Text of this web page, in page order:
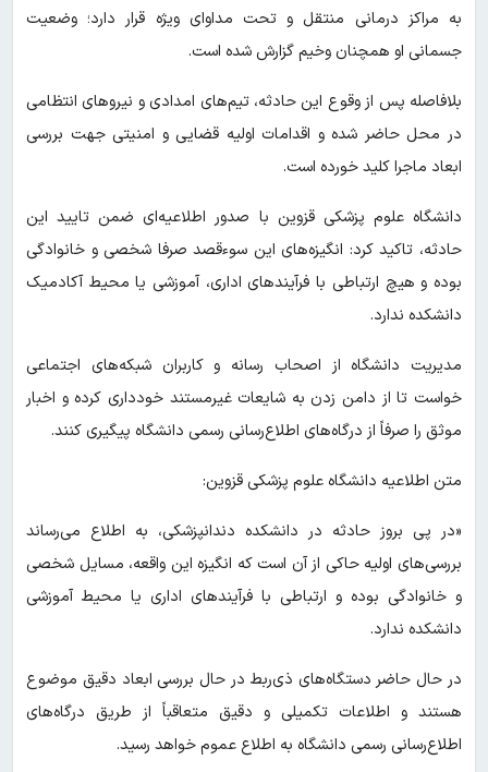
به مراکز درمانی منتقل و تحت مداوای ویژه قرار دارد؛ وضعیت
جسمانی او همچنان وخیم گزارش شده است.
بلافاصله پس از وقوع این حادثه، تیم‌های امدادی و نیروهای انتظامی
در محل حاضر شده و اقدامات اولیه قضایی و امنیتی جهت بررسی
ابعاد ماجرا کلید خورده است.
دانشگاه علوم پزشکی قزوین با صدور اطلاعیه‌ای ضمن تایید این
حادثه، تاکید کرد: انگیزه‌های این سوءقصد صرفا شخصی و خانوادگی
بوده و هیچ ارتباطی با فرآیندهای اداری، آموزشی یا محیط آکادمیک
دانشکده ندارد.
مدیریت دانشگاه از اصحاب رسانه و کاربران شبکه‌های اجتماعی
خواست تا از دامن زدن به شایعات غیرمستند خودداری کرده و اخبار
موثق را صرفاً از درگاه‌های اطلاع‌رسانی رسمی دانشگاه پیگیری کنند.
متن اطلاعیه دانشگاه علوم پزشکی قزوین:
«در پی بروز حادثه در دانشکده دندانپزشکی، به اطلاع می‌رساند
بررسی‌های اولیه حاکی از آن است که انگیزه این واقعه، مسایل شخصی
و خانوادگی بوده و ارتباطی با فرآیندهای اداری یا محیط آموزشی
دانشکده ندارد.
در حال حاضر دستگاه‌های ذی‌ربط در حال بررسی ابعاد دقیق موضوع
هستند و اطلاعات تکمیلی و دقیق متعاقباً از طریق درگاه‌های
اطلاع‌رسانی رسمی دانشگاه به اطلاع عموم خواهد رسید.